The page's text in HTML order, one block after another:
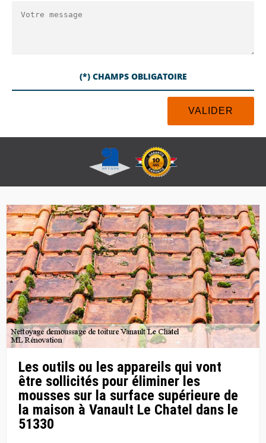
(*) CHAMPS OBLIGATOIRE
Les outils ou les appareils qui vont
être sollicités pour éliminer les
mousses sur la surface supérieure de
la maison à Vanault Le Chatel dans le
51330